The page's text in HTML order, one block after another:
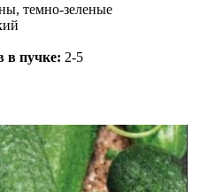
темно-зеленые
в пучке: 2-5